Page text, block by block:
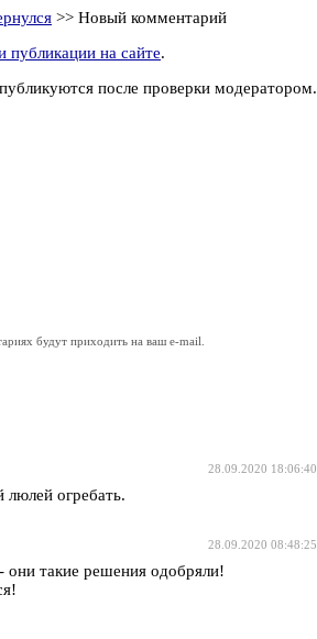
>> Новый комментарий
публикации на сайте.
после проверки модератором.
будут приходить на ваш e-mail.
28.09.2020 18:06:40
люлей огребать.
28.09.2020 08:48:25
они такие решения одобряли!